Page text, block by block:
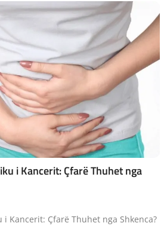
i Kancerit: Çfarë Thuhet nga
Kancerit: Çfarë Thuhet nga Shkenca?